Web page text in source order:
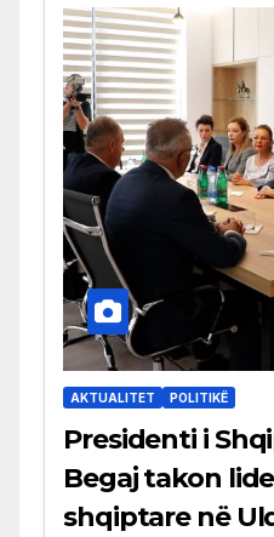
AKTUALITET POLITIKË
Presidenti i
Begaj takon
shqiptare në